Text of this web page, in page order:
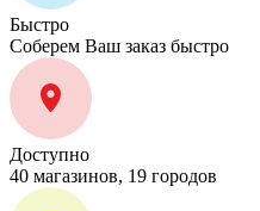
Быстро
Соберем Ваш заказ быстро
Доступно
40 магазинов, 19 городов